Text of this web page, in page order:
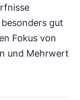
gut
Fokus von
und Mehrwert